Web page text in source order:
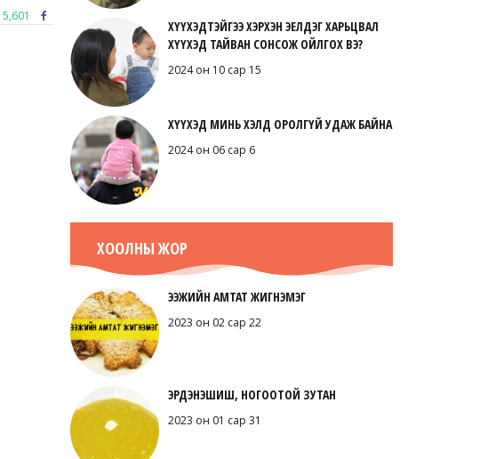
5,601
ХҮҮХЭДТЭЙГЭЭ ХЭРХЭН ЭЕЛДЭГ ХАРЬЦВАЛ
ХҮҮХЭД ТАЙВАН СОНСОЖ ОЙЛГОХ ВЭ?
2024 он 10 сар 15
ХҮҮХЭД МИНЬ ХЭЛД ОРОЛГҮЙ УДАЖ БАЙНА
2024 он 06 сар 6
ХООЛНЫ ЖОР
ЭЭЖИЙН АМТАТ ЖИГНЭМЭГ
2023 он 02 сар 22
ЭРДЭНЭШИШ, НОГООТОЙ ЗУТАН
2023 он 01 сар 31